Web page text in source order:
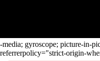
-media; gyroscope; picture-in-
referrerpolicy="strict-origin-